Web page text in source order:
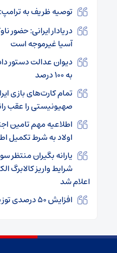
توصیه ظریف به
دریادار ایرانی: حضور
آسیا غیرموجه است
دیوان عدالت دستور
به ۱۰۰ درصد
تمام کارت‌های بازی
صهیونیستی را عقب
اطلاعیه مهم تامین
اولاد به شرط تکمیل
یارانه بگیران منتظر
شرایط واریز کالابرگ
اعلام شد
افزایش ۵۰ درصدی توزیع بنزین